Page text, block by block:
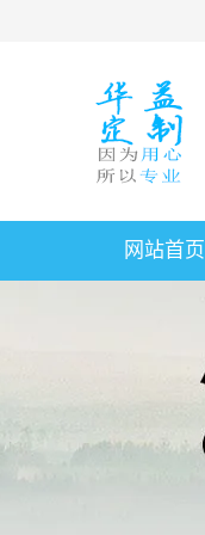
网站首页